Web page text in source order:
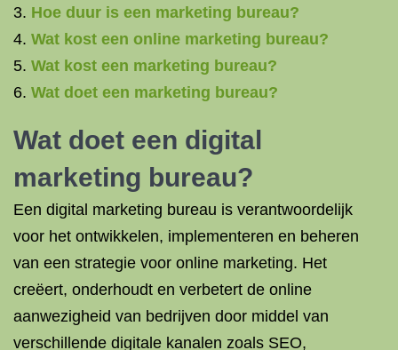
Hoe duur is een marketing bureau?
Wat kost een online marketing bureau?
Wat kost een marketing bureau?
Wat doet een marketing bureau?
Wat doet een digital
marketing bureau?
Een digital marketing bureau is verantwoordelijk
voor het ontwikkelen, implementeren en beheren
van een strategie voor online marketing. Het
creëert, onderhoudt en verbetert de online
aanwezigheid van bedrijven door middel van
verschillende digitale kanalen zoals SEO,